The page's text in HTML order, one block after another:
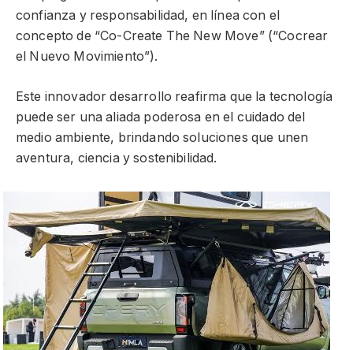
confianza y responsabilidad, en línea con el
concepto de “Co-Create The New Move” (“Cocrear
el Nuevo Movimiento”).
Este innovador desarrollo reafirma que la tecnología
puede ser una aliada poderosa en el cuidado del
medio ambiente, brindando soluciones que unen
aventura, ciencia y sostenibilidad.